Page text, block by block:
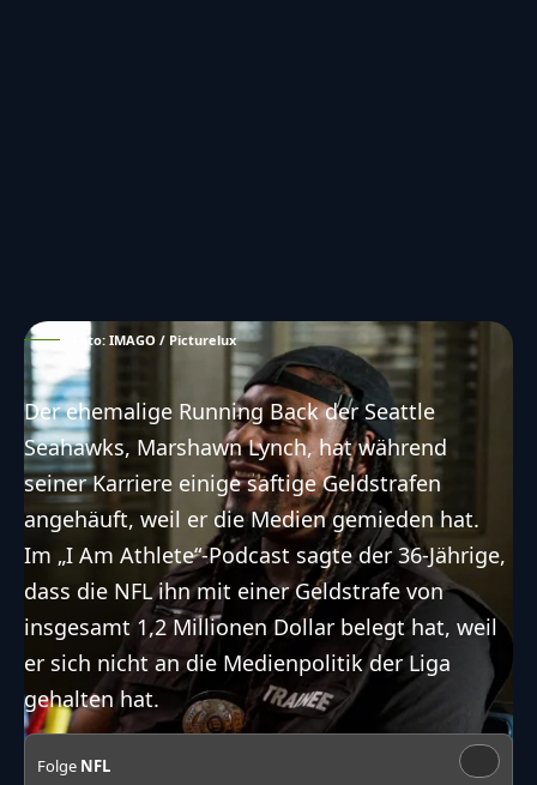
Foto: IMAGO / Picturelux
Der ehemalige Running Back der Seattle
Seahawks, Marshawn Lynch, hat während
seiner Karriere einige saftige Geldstrafen
angehäuft, weil er die Medien gemieden hat.
Im „I Am Athlete“-Podcast sagte der 36-Jährige,
dass die NFL ihn mit einer Geldstrafe von
insgesamt 1,2 Millionen Dollar belegt hat, weil
er sich nicht an die Medienpolitik der Liga
gehalten hat.
Folge NFL